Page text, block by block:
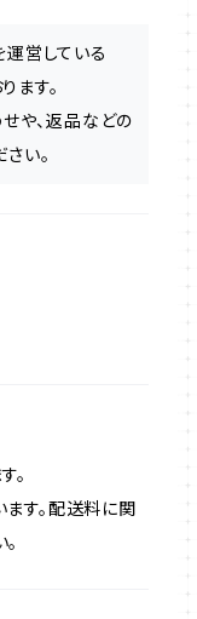
運営している
ます。
や、返品などの
い。
。
す。配送料に関